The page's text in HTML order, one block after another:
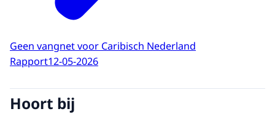
Geen vangnet voor Caribisch Nederland
Rapport12-05-2026
Hoort bij